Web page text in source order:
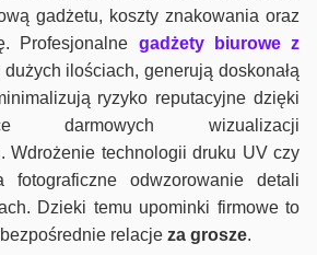
gadżetu, koszty znakowania oraz
Profesjonalne gadżety biurowe z
ilościach, generują doskonałą
ryzyko reputacyjne dzięki
darmowych wizualizacji
Wdrożenie technologii druku UV czy
fotograficzne odwzorowanie detali
Dzieki temu upominki firmowe to
relacje za grosze.